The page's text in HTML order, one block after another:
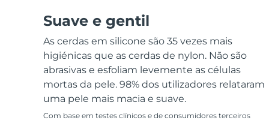
Suave e gentil
As cerdas em silicone são 35 vezes mais
higiénicas que as cerdas de nylon. Não são
abrasivas e esfoliam levemente as células
mortas da pele. 98% dos utilizadores relataram
uma pele mais macia e suave.
Com base em testes clínicos e de consumidores terceiros